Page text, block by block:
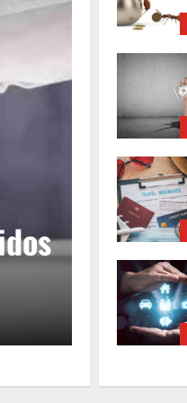
de
Finanzas
Jan